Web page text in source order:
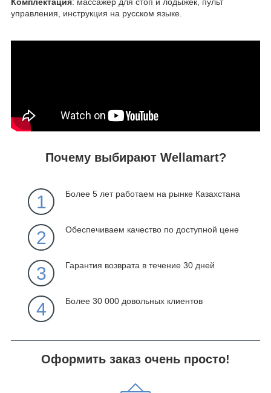
управления, инструкция на русском языке.
Почему выбирают Wellamart?
1 Более 5 лет работаем на рынке Казахстана
2 Обеспечиваем качество по доступной цене
3 Гарантия возврата в течение 30 дней
4 Более 30 000 довольных клиентов
Оформить заказ очень просто!